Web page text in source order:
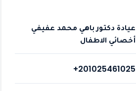
عيادة دكتور باهي محمد عفيفي
أخصائي الاطفال
+201025461025